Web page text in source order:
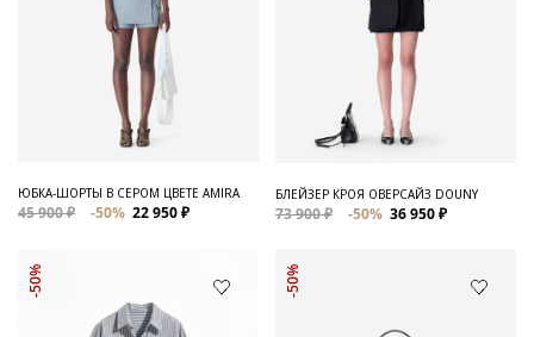
ЮБКА-ШОРТЫ В СЕРОМ ЦВЕТЕ AMIRA
45 900 ₽ -50% 22 950 ₽
БЛЕЙЗЕР КРОЯ ОВЕРСАЙЗ DOUNY
73 900 ₽ -50% 36 950 ₽
-50% -50%